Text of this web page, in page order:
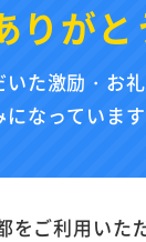
りがと
た激励・お
なっています
をご利用いた